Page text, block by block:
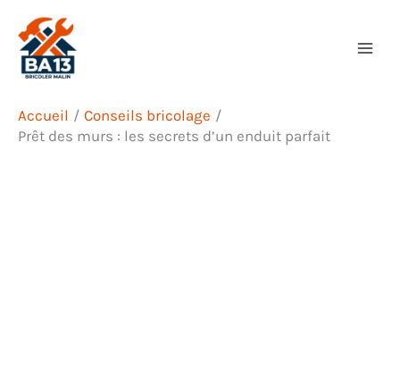
contenu
Accueil
Conseils bricolage
Prêt des murs : les secrets d’un enduit parfait
Rechercher